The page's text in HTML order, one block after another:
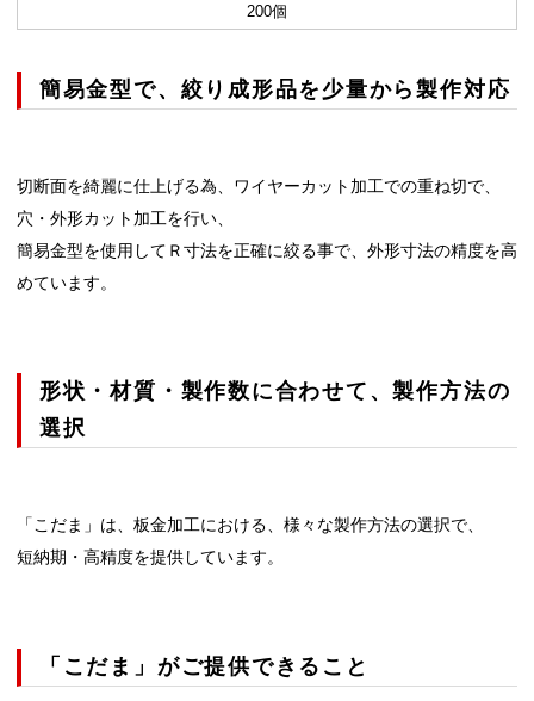
200個
簡易金型で、絞り成形品を少量から製作対応
切断面を綺麗に仕上げる為、ワイヤーカット加工での重ね切で、
穴・外形カット加工を行い、
簡易金型を使用してＲ寸法を正確に絞る事で、外形寸法の精度を高
めています。
形状・材質・製作数に合わせて、製作方法の
選択
「こだま」は、板金加工における、様々な製作方法の選択で、
短納期・高精度を提供しています。
「こだま」がご提供できること